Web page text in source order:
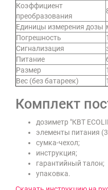
Коэффициент
преобразования
Единицы измерения дозы
Погрешность
Сигнализация
Питание
Размер
Вес (без батареек)
Комплект
дозиметр "КВТ
элементы питания
сумка-чехол;
инструкция;
гарантийный талон;
упаковка.